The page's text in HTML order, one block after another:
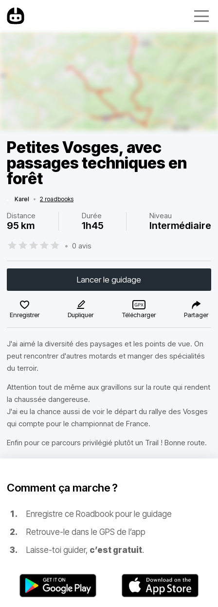
Petites Vosges, avec
passages techniques en
forêt
Karel • 2 roadbooks
Distance
95 km
Durée
1h45
Niveau
Intermédiaire
• 0 avis
Lancer le guidage
Enregistrer Dupliquer Télécharger Partager
J'ai aimé la diversité des paysages et les points de vue. On
peut rencontrer d'autres motards et manger des spécialités
du terroir.
Attention tout de même aux gravillons sur la route qui rendent
la chaussée dangereuse.
J'ai eu la chance aussi de voir le départ du rallye des Vosges
qui compte pour le championnat de France.
Enfin pour ce parcours privilégié plutôt un Trail ! Bonne route.
Comment ça marche ?
Enregistre ce Roadbook pour le guidage
Retrouve-le dans le GPS de l’app
Laisse-toi guider, c’est gratuit.